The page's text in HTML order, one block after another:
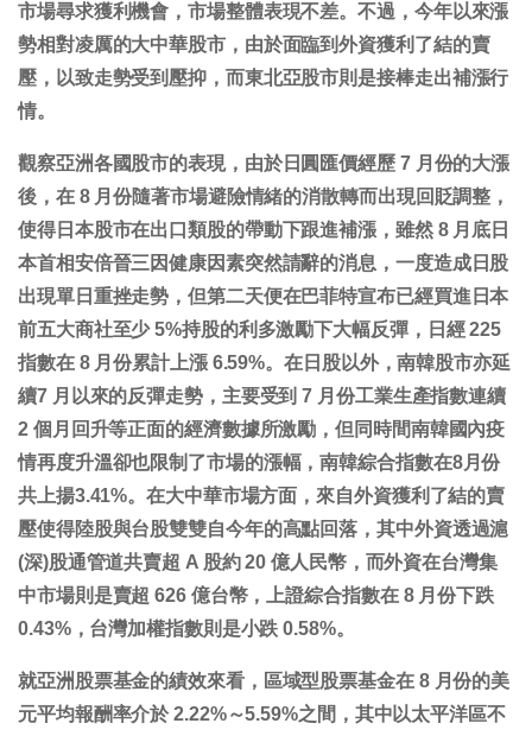
市場尋求獲利機會，市場整體表現不差。不過，今年以來漲
勢相對凌厲的大中華股市，由於面臨到外資獲利了結的賣
壓，以致走勢受到壓抑，而東北亞股市則是接棒走出補漲行
情。
觀察亞洲各國股市的表現，由於日圓匯價經歷 7 月份的大漲
後，在 8 月份隨著市場避險情緒的消散轉而出現回貶調整，
使得日本股市在出口類股的帶動下跟進補漲，雖然 8 月底日
本首相安倍晉三因健康因素突然請辭的消息，一度造成日股
出現單日重挫走勢，但第二天便在巴菲特宣布已經買進日本
前五大商社至少 5%持股的利多激勵下大幅反彈，日經 225
指數在 8 月份累計上漲 6.59%。在日股以外，南韓股市亦延
續7 月以來的反彈走勢，主要受到 7 月份工業生產指數連續
2 個月回升等正面的經濟數據所激勵，但同時間南韓國內疫
情再度升溫卻也限制了市場的漲幅，南韓綜合指數在8月份
共上揚3.41%。在大中華市場方面，來自外資獲利了結的賣
壓使得陸股與台股雙雙自今年的高點回落，其中外資透過滬
(深)股通管道共賣超 A 股約 20 億人民幣，而外資在台灣集
中市場則是賣超 626 億台幣，上證綜合指數在 8 月份下跌
0.43%，台灣加權指數則是小跌 0.58%。
就亞洲股票基金的績效來看，區域型股票基金在 8 月份的美
元平均報酬率介於 2.22%～5.59%之間，其中以太平洋區不